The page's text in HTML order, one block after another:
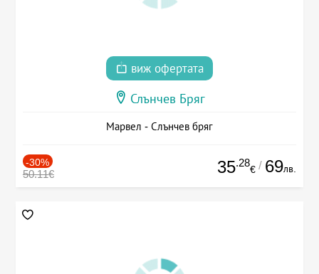
виж офертата
Слънчев Бряг
Марвел - Слънчев бряг
-30%
50.11€ 35.28
€ / 69лв.